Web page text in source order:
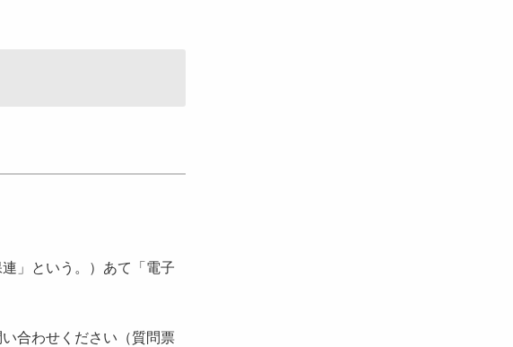
」という。）あて「電子
合わせください（質問票